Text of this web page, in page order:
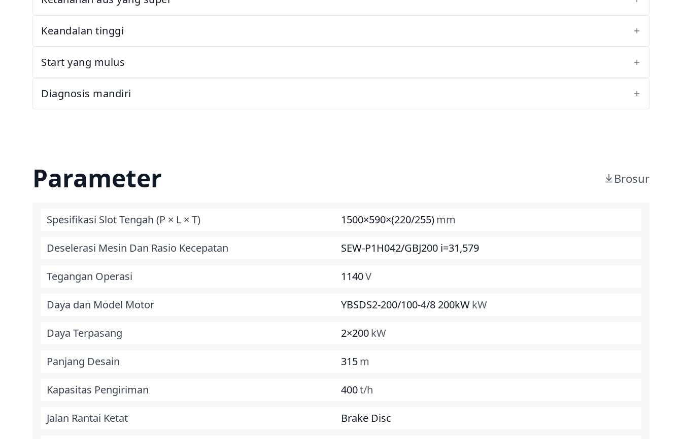
Keandalan tinggi
Start yang mulus
Diagnosis mandiri
Parameter Brosur
Spesifikasi Slot Tengah (P × L × T) 1500×590×(220/255)mm
Deselerasi Mesin Dan Rasio Kecepatan SEW-P1H042/GBJ200 i=31,579
Tegangan Operasi 1140V
Daya dan Model Motor YBSDS2-200/100-4/8 200kWkW
Daya Terpasang 2×200kW
Panjang Desain 315m
Kapasitas Pengiriman 400t/h
Jalan Rantai Ketat Brake Disc